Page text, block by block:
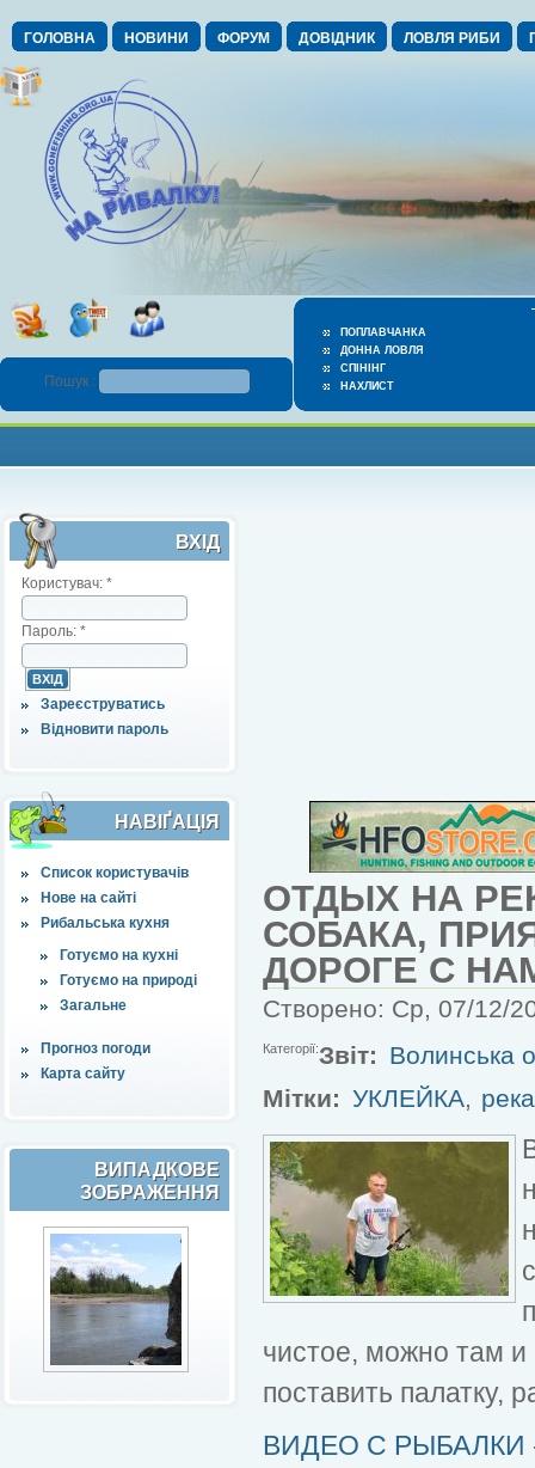
ГОЛОВНА НОВИНИ ФОРУМ ДОВІДНИК ЛОВЛЯ РИБИ
ПОПЛАВЧАНКА
ДОННА ЛОВЛЯ
СПІНІНГ
НАХЛИСТ
Пошук :
ВХІД
Користувач: *
Пароль: *
Зареєструватись
Відновити пароль
НАВІҐАЦІЯ
Список користувачів
Нове на сайті
Рибальська кухня
Готуємо на кухні
Готуємо на природі
Загальне
Прогноз погоди
Карта сайту
ВИПАДКОВЕ
ЗОБРАЖЕННЯ
ОТДЫХ НА
СОБАКА,
ДОРОГЕ С
Створено: Ср, 07/12/
Категорії:Звіт: Волинська
Мітки: УКЛЕЙКА, река
чистое, можно там и
поставить палатку,
ВИДЕО С РЫБАЛКИ